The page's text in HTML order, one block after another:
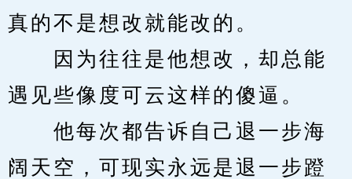
真的不是想改就能改的。
因为往往是他想改，却总能
遇见些像度可云这样的傻逼。
他每次都告诉自己退一步海
阔天空，可现实永远是退一步蹬